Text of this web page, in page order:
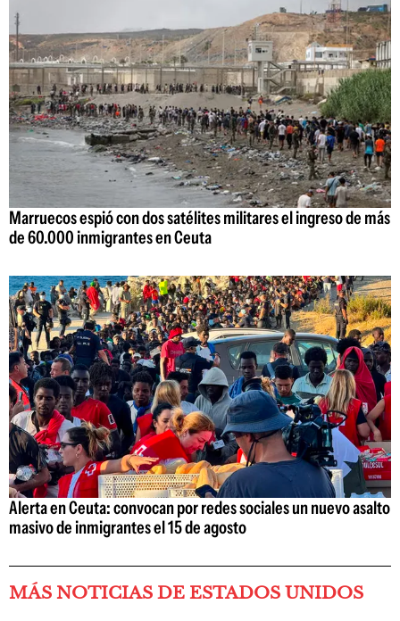
Marruecos espió con dos satélites militares el ingreso de más
de 60.000 inmigrantes en Ceuta
Alerta en Ceuta: convocan por redes sociales un nuevo asalto
masivo de inmigrantes el 15 de agosto
MÁS NOTICIAS DE ESTADOS UNIDOS